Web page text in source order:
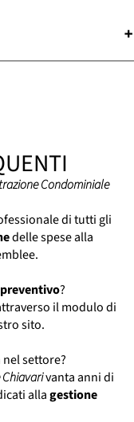
Chiavari
Condominiale
di tutti gli
delle spese alla
preventivo?
il modulo di
sito.
settore?
vanta anni di
allagestione